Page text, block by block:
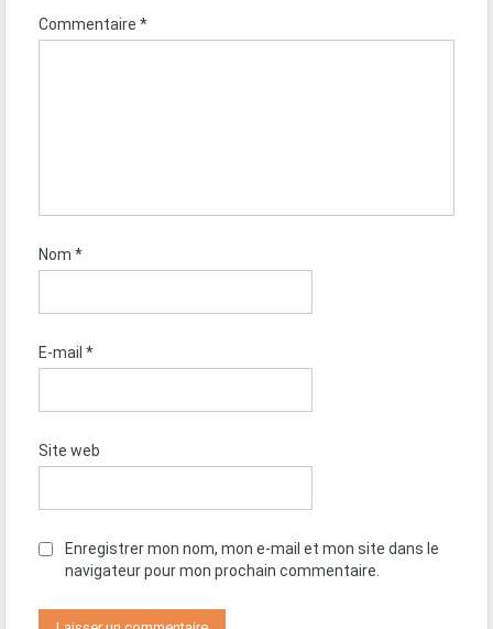
Commentaire *
Nom *
E-mail *
Site web
Enregistrer mon nom, mon e-mail et mon site dans le
navigateur pour mon prochain commentaire.